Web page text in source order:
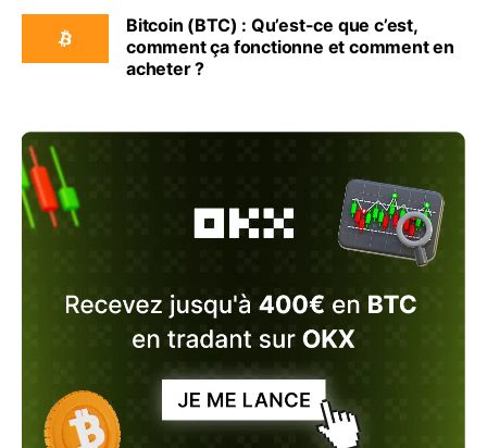
Bitcoin (BTC) : Qu’est-ce que c’est,
comment ça fonctionne et comment en
acheter ?